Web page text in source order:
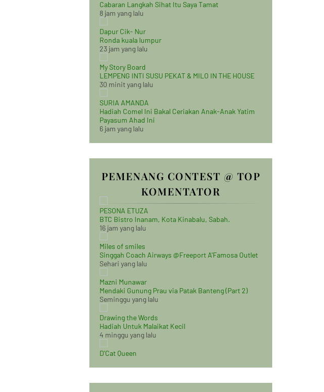
Cabaran Langkah Sihat Itu Saya Tamat
8 jam yang lalu
Dapur Cik- Nur
Ronda kuala lumpur
23 jam yang lalu
My Story Board
LEMPENG INTI SUSU PEKAT & MILO IN THE HOUSE
30 minit yang lalu
SURIA AMANDA
Hadiah Comel Ini Bakal Ceriakan Anak-Anak Yatim
Payasum Ahad Ini
6 jam yang lalu
PEMENANG CONTEST @ TOP
KOMENTATOR
PESONA ETUZA
BTC Bistro Inanam, Kota Kinabalu, Sabah.
16 jam yang lalu
Miles of smiles
Singgah Coach Airways @Freeport A'Famosa Outlet
Sehari yang lalu
Mazni Munawar
Mendaki Gunung Prau via Patak Banteng (Part 2)
Seminggu yang lalu
Drawing the Words
Hadiah Untuk Malaikat Kecil
4 minggu yang lalu
D'Cat Queen